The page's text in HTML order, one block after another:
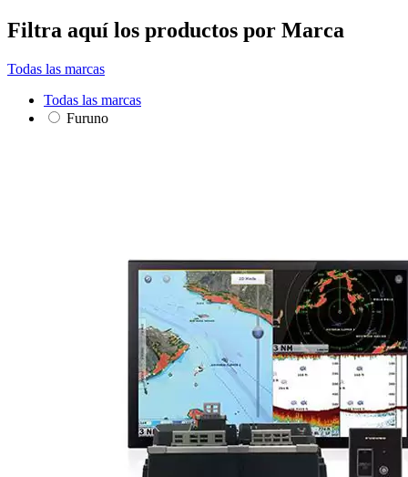
Filtra aquí los productos por Marca
Todas las marcas
Todas las marcas
Furuno